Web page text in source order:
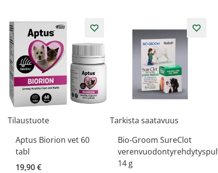
Tilaustuote
Aptus Biorion vet 60
tabl
19,90 €
Tarkista saatavuus
Bio-Groom SureClot
14 g